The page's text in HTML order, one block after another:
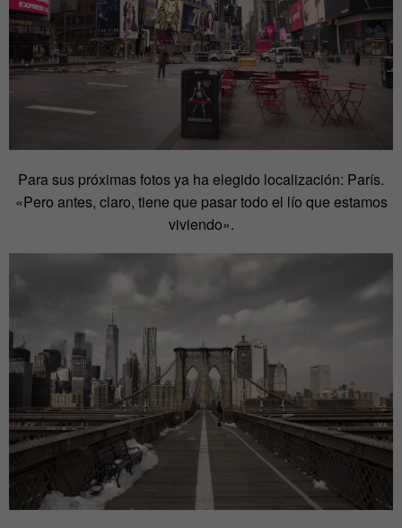
Para sus próximas fotos ya ha elegido localización: París.
«Pero antes, claro, tiene que pasar todo el lío que estamos
viviendo».